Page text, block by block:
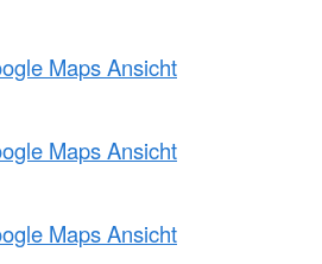
Maps Ansicht
Maps Ansicht
Maps Ansicht